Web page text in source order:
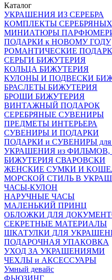
Каталог
УКРАШЕНИЯ ИЗ СЕРЕБРА
КОМПЛЕКТЫ
МИНИАТЮРЫ
ПОДАРКИ к НОВОМУ ГОДУ
РОМАНТИЧЕСКИЕ
СЕРЬГИ БИЖУТЕРИЯ
КОЛЬЦА БИЖУТЕРИЯ
КУЛОНЫ И ПОДВЕСКИ
БРАСЛЕТЫ БИЖУТЕРИЯ
БРОШИ БИЖУТЕРИЯ
ВИНТАЖНЫЙ ПОДАРОК
СЕРЕБРЯНЫЕ СУВЕНИРЫ
ПРЕДМЕТЫ ИНТЕРЬЕРА
СУВЕНИРЫ И ПОДАРКИ
ПОДАРКИ и СУВЕНИРЫ
УКРАШЕНИЯ из
БИЖУТЕРИЯ СВАРОВСКИ
ЖЕНСКИЕ СУМКИ И
МОРСКОЙ СТИЛЬ В
ЧАСЫ-КУЛОН
НАРУЧНЫЕ ЧАСЫ
МАЛЕНЬКИЙ ПРИНЦ
ОБЛОЖКИ ДЛЯ
СЕКРЕТНЫЕ МАТЕРИАЛЫ
ШКАТУЛКИ ДЛЯ
ПОДАРОЧНАЯ УПАКОВКА
УХОД ЗА УКРАШЕНИЯМИ
ЧEХЛЫ и АКСЕССУАРЫ
Умный девайс
ФЬЮЗИНГ